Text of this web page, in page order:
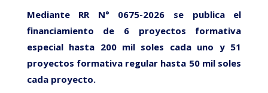
Mediante RR N° 0675-2026 se publica el
financiamiento de 6 proyectos formativa
especial hasta 200 mil soles cada uno y 51
proyectos formativa regular hasta 50 mil soles
cada proyecto.